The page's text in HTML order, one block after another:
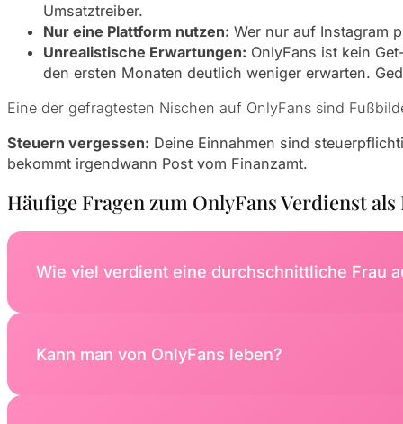
Umsatztreiber.
Nur eine Plattform nutzen: Wer nur auf Instagram
Unrealistische Erwartungen: OnlyFans ist kein
den ersten Monaten deutlich weniger erwarten.
Eine der gefragtesten Nischen auf OnlyFans sind
Steuern vergessen: Deine Einnahmen sind
bekommt irgendwann Post vom Finanzamt.
Häufige Fragen zum OnlyFans Verdienst als
Wie viel verdient eine durchschnittliche Frau
Kann man von OnlyFans leben?